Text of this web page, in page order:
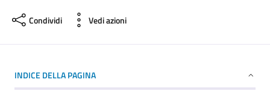
Condividi Vedi azioni
INDICE DELLA PAGINA